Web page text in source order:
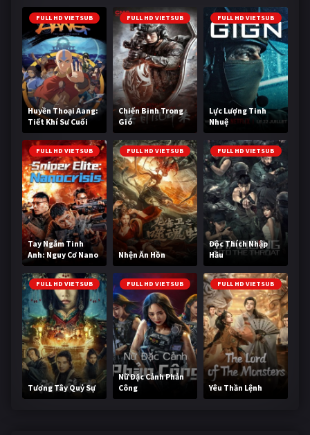
FULL HD VIETSUB
Huyền Thoại Aang:
Tiết Khí Sư Cuối
Cùng
FULL HD VIETSUB
Chiến Binh Trong
Gió
FULL HD VIETSUB
Lực Lượng Tinh
Nhuệ
FULL HD VIETSUB
Tay Ngắm Tinh
Anh: Nguy Cơ Nano
FULL HD VIETSUB
Nhện Ăn Hồn
FULL HD VIETSUB
Độc Thích Nhập
Hầu
FULL HD VIETSUB
Tương Tây Quỷ Sự
FULL HD VIETSUB
Nữ Đặc Cảnh Phản
Công
FULL HD VIETSUB
Yêu Thần Lệnh